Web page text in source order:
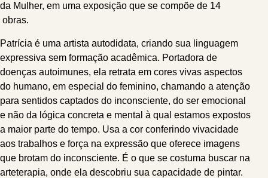
da Mulher, em uma exposição que se compõe de 14
obras.
Patrícia é uma artista autodidata, criando sua linguagem
expressiva sem formação acadêmica. Portadora de
doenças autoimunes, ela retrata em cores vivas aspectos
do humano, em especial do feminino, chamando a atenção
para sentidos captados do inconsciente, do ser emocional
e não da lógica concreta e mental à qual estamos expostos
a maior parte do tempo. Usa a cor conferindo vivacidade
aos trabalhos e força na expressão que oferece imagens
que brotam do inconsciente. É o que se costuma buscar na
arteterapia, onde ela descobriu sua capacidade de pintar.